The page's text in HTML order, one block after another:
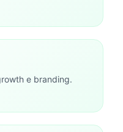
e branding.